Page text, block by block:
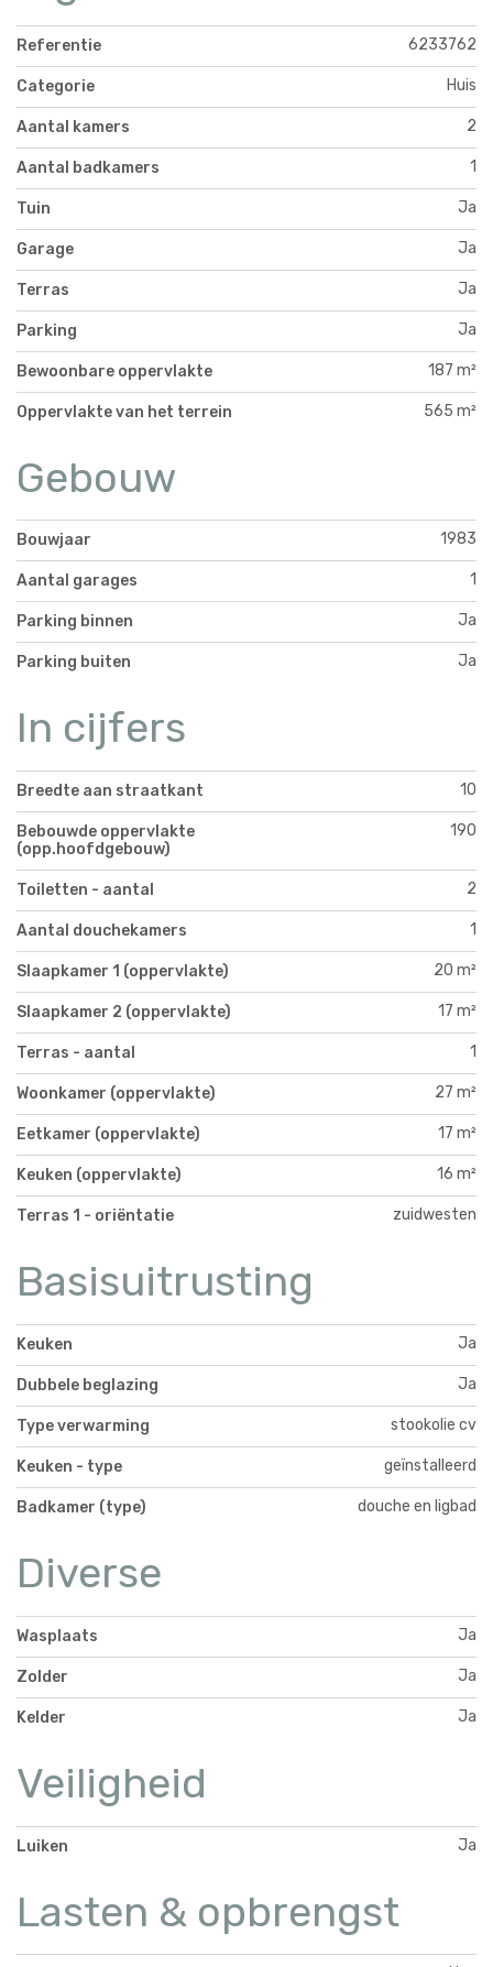
Referentie 6233762
Categorie Huis
Aantal kamers 2
Aantal badkamers 1
Tuin Ja
Garage Ja
Terras Ja
Parking Ja
Bewoonbare oppervlakte 187 m²
Oppervlakte van het terrein 565 m²
Gebouw
Bouwjaar 1983
Aantal garages 1
Parking binnen Ja
Parking buiten Ja
In cijfers
Breedte aan straatkant 10
Bebouwde oppervlakte
(opp.hoofdgebouw)
190
Toiletten - aantal 2
Aantal douchekamers 1
Slaapkamer 1 (oppervlakte) 20 m²
Slaapkamer 2 (oppervlakte) 17 m²
Terras - aantal 1
Woonkamer (oppervlakte) 27 m²
Eetkamer (oppervlakte) 17 m²
Keuken (oppervlakte) 16 m²
Terras 1 - oriëntatie zuidwesten
Basisuitrusting
Keuken Ja
Dubbele beglazing Ja
Type verwarming stookolie cv
Keuken - type geïnstalleerd
Badkamer (type) douche en ligbad
Diverse
Wasplaats Ja
Zolder Ja
Kelder Ja
Veiligheid
Luiken Ja
Lasten & opbrengst